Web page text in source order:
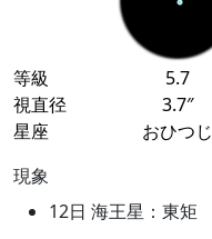
等級 5.7
視直径
3.7″
星座
おひつじ
現象
12日 海王星：東矩